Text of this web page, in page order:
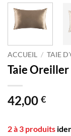
ACCUEIL / TAIE
Taie
42,00 €
2 à 3 produits